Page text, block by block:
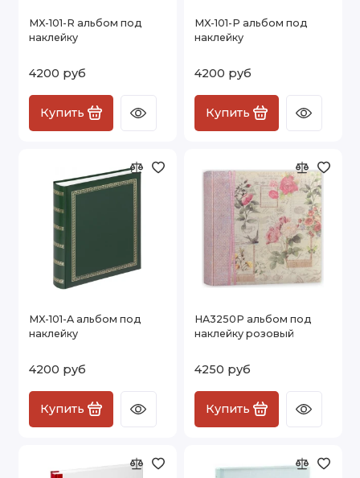
MX-101-R альбом под
наклейку
4200 руб
Купить
MX-101-P альбом под
наклейку
4200 руб
Купить
MX-101-A альбом под
наклейку
4200 руб
Купить
HA3250P альбом под
наклейку розовый
4250 руб
Купить